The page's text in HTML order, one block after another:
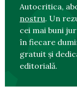
Autocritica,
nostru. Un
cei mai buni
în fiecare
gratuit și
editorială.